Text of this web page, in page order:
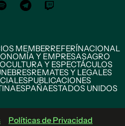
MEMBERREFERÍNACIONAL
Y EMPRESASAGRO
CULTURA Y ESPECTÁCULOS
REMATES Y LEGALES
PUBLICACIONES
ESPAÑAESTADOS UNIDOS
Políticas de Privacidad